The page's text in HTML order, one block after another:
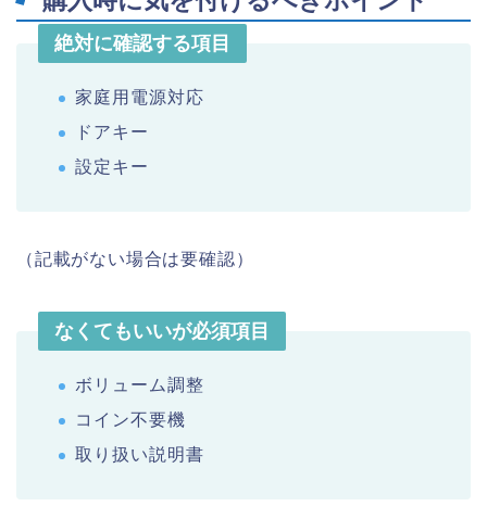
絶対に確認する項目
家庭用電源対応
ドアキー
設定キー
（記載がない場合は要確認）
なくてもいいが必須項目
ボリューム調整
コイン不要機
取り扱い説明書